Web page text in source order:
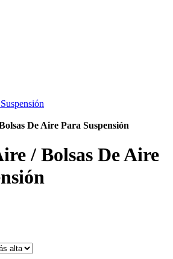
De Aire Para Suspensión
/ Bolsas De Aire